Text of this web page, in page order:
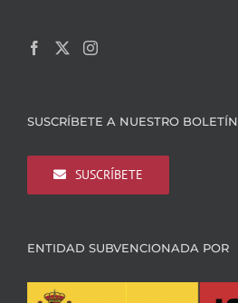
SUSCRÍBETE A NUESTRO BOLETÍN
SUSCRÍBETE
ENTIDAD SUBVENCIONADA POR